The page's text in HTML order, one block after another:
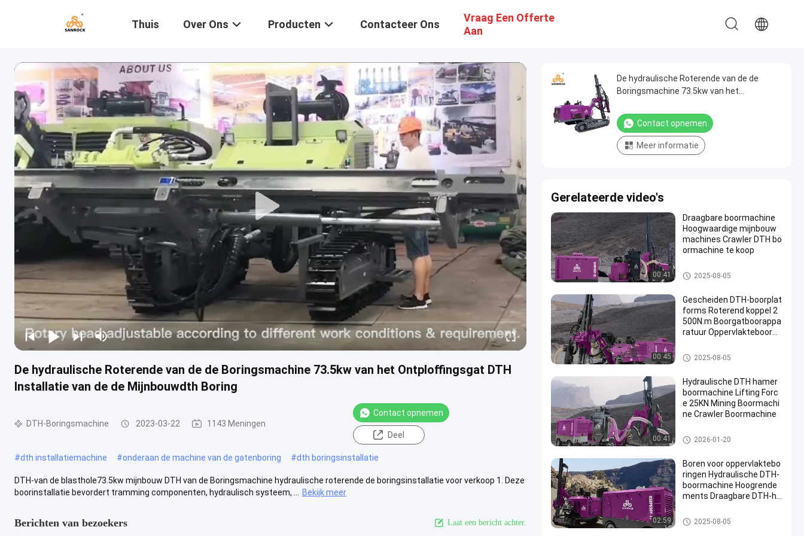
Thuis Over Ons Producten Contacteer Ons
Vraag Een Offerte
Aan
De hydraulische Roterende van de de Boringsmachine 73.5kw van het Ontploffingsgat DTH
Installatie van de de Mijnbouwdth Boring
DTH-Boringsmachine 2023-03-22 1143 Meningen
Contact opnemen
Deel
#dth installatiemachine #onderaan de machine van de gatenboring #dth boringsinstallatie
DTH-van de blasthole73.5kw mijnbouw DTH van de Boringsmachine hydraulische roterende de boringsinstallatie voor verkoop 1. Deze
boorinstallatie bevordert tramming componenten, hydraulisch systeem, ...
Bekijk meer
Berichten van bezoekers Laat een bericht achter.
De hydraulische Roterende van de de
Boringsmachine 73.5kw van het
Mijnbouwdth Boring
Contact opnemen
Meer informatie
Gerelateerde video's
00:41
Draagbare boormachine
Hoogwaardige mijnbouw
machines Crawler DTH bo
ormachine te koop
DTH-Boringsmachine
2025-08-05
00:45
Gescheiden DTH-boorplat
forms Roterend koppel 2
500N.m Boorgatboorappa
ratuur Oppervlakteboorpl
DTH-Boringsmachine
2025-08-05
00:41
Hydraulische DTH hamer
boormachine Lifting Forc
e 25KN Mining Boormachi
ne Crawler Boormachine
DTH-Boringsmachine
2026-01-20
02:59
Boren voor oppervlaktebo
ringen Hydraulische DTH-
boormachine Hoogrende
ments Draagbare DTH-ha
DTH-Boringsmachine
2025-08-05